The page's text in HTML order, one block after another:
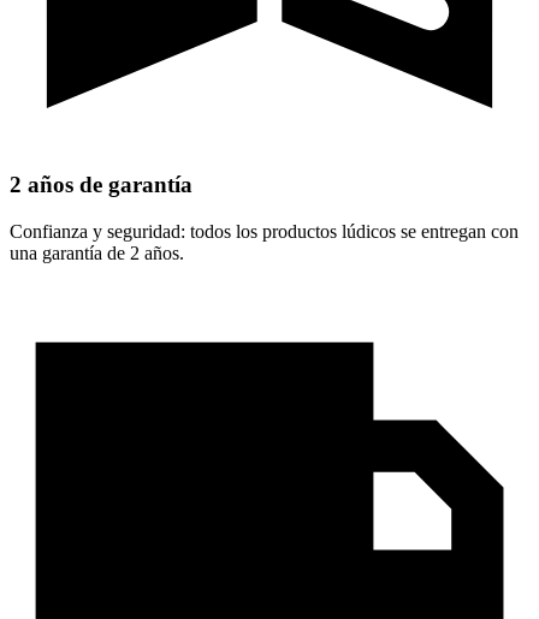
2 años de garantía
Confianza y seguridad: todos los productos lúdicos se entregan con
una garantía de 2 años.